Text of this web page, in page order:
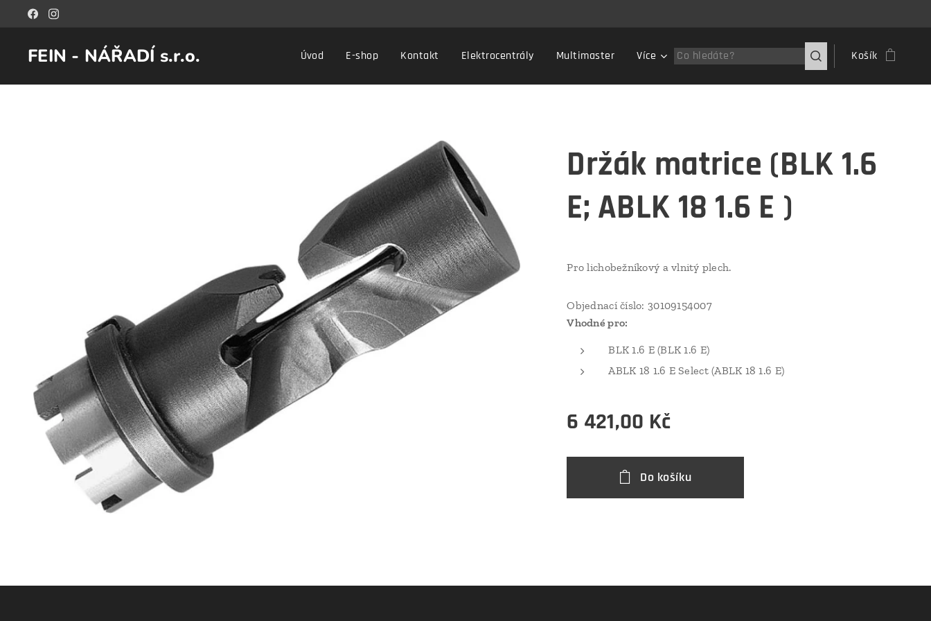
FEIN - NÁŘADÍ s.r.o. Úvod E-shop Kontakt Elektrocentrály Multimaster Více Košík
Držák matrice (BLK 1.6
E; ABLK 18 1.6 E )
Pro lichobežníkový a vlnitý plech.
Objednací číslo: 30109154007
Vhodné pro:
BLK 1.6 E (BLK 1.6 E)
ABLK 18 1.6 E Select (ABLK 18 1.6 E)
6 421,00 Kč
Do košíku